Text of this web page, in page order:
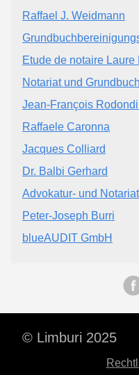
Raffael J. Weidmann
Etude de notaire
Notariat und
Jean-François
Raffaele Caronna
Jacques Colliard
Dr. Balbi Gerhard
Advokatur- und
Peter-Joseph Burri
blueAUDIT GmbH
© Limburi 2025